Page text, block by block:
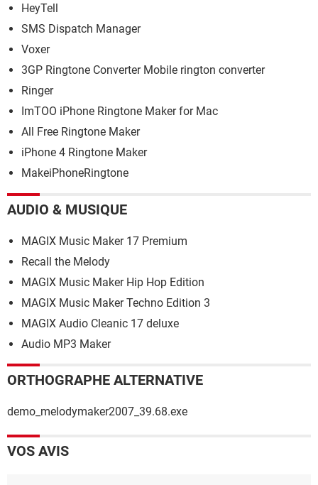
HeyTell
SMS Dispatch Manager
Voxer
3GP Ringtone Converter Mobile rington converter
Ringer
ImTOO iPhone Ringtone Maker for Mac
All Free Ringtone Maker
iPhone 4 Ringtone Maker
MakeiPhoneRingtone
AUDIO & MUSIQUE
MAGIX Music Maker 17 Premium
Recall the Melody
MAGIX Music Maker Hip Hop Edition
MAGIX Music Maker Techno Edition 3
MAGIX Audio Cleanic 17 deluxe
Audio MP3 Maker
ORTHOGRAPHE ALTERNATIVE
demo_melodymaker2007_39.68.exe
VOS AVIS